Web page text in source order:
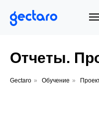
Отчеты.
Gectaro » Обучение »